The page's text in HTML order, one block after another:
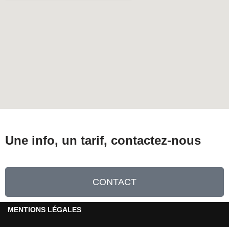
Une info, un tarif, contactez-nous
CONTACT
MENTIONS LÉGALES